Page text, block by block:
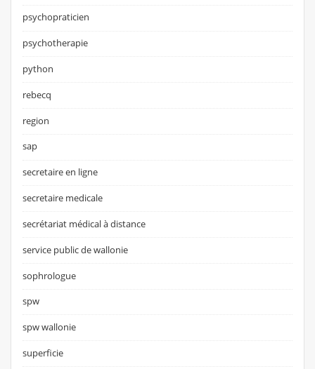
psychopraticien
psychotherapie
python
rebecq
region
sap
secretaire en ligne
secretaire medicale
secrétariat médical à distance
service public de wallonie
sophrologue
spw
spw wallonie
superficie